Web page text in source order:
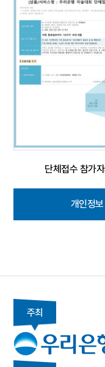
단체접수 참가
개인정
주최